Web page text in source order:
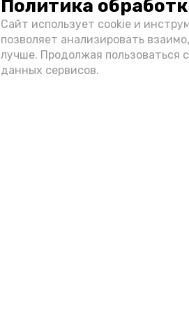
Политика
Сайт использует cookie и
позволяет анализировать
лучше. Продолжая пользоваться
данных сервисов.